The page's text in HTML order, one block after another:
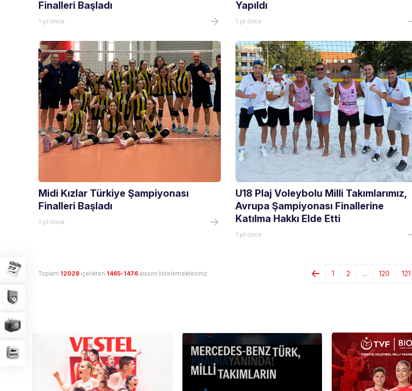
Finalleri Başladı
1 yıl önce
Yapıldı
1 yıl önce
Midi Kızlar Türkiye Şampiyonası
Finalleri Başladı
1 yıl önce
U18 Plaj Voleybolu Milli Takımlarımız,
Avrupa Şampiyonası Finallerine
Katılma Hakkı Elde Etti
1 yıl önce
Toplam 12028 içerikten 1465-1476 arasını listelemektesiniz. 1 2 ... 120 121